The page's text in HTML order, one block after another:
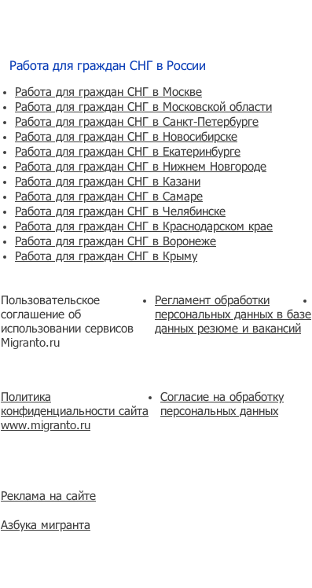
Работа для граждан СНГ в России
Работа для граждан СНГ в Москве
Работа для граждан СНГ в Московской области
Работа для граждан СНГ в Санкт-Петербурге
Работа для граждан СНГ в Новосибирске
Работа для граждан СНГ в Екатеринбурге
Работа для граждан СНГ в Нижнем Новгороде
Работа для граждан СНГ в Казани
Работа для граждан СНГ в Самаре
Работа для граждан СНГ в Челябинске
Работа для граждан СНГ в Краснодарском крае
Работа для граждан СНГ в Воронеже
Работа для граждан СНГ в Крыму
Пользовательское
соглашение об
использовании сервисов
Migranto.ru
Регламент обработки
персональных данных в базе
данных резюме и вакансий
Политика
конфиденциальности сайта
www.migranto.ru
Согласие на обработку
персональных данных
Реклама на сайте
Азбука мигранта